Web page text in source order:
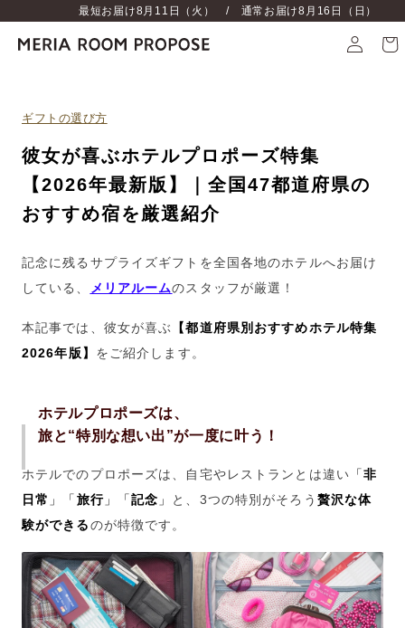
最短お届け8月11日（火） / 通常お届け8月16日（日）
ギフトの選び方
彼女が喜ぶホテルプロポーズ特集
【2026年最新版】｜全国47都道府県の
おすすめ宿を厳選紹介
記念に残るサプライズギフトを全国各地のホテルへお届け
している、
メリアルームのスタッフが厳選！
本記事では、彼女が喜ぶ
【都道府県別おすすめホテル特集
2026年版】 をご紹介します。
ホテルプロポーズは、
旅と“特別な想い出”が一度に叶う！
ホテルでのプロポーズは、自宅やレストランとは違い 「非
日常 」「 旅行」「記念 」 と、 3つの特別がそろう 贅沢な体
験ができるのが特徴です。